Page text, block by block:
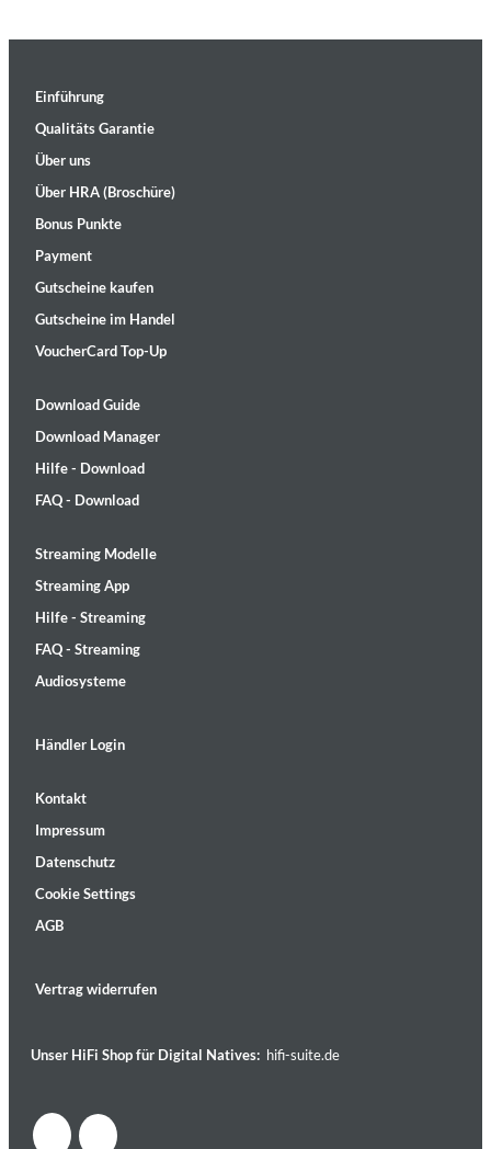
Einführung
Qualitäts Garantie
Über uns
Über HRA (Broschüre)
Bonus Punkte
Payment
Gutscheine kaufen
Gutscheine im Handel
VoucherCard Top-Up
Download Guide
Download Manager
Hilfe - Download
FAQ - Download
Streaming Modelle
Streaming App
Hilfe - Streaming
FAQ - Streaming
Audiosysteme
Händler Login
Kontakt
Impressum
Datenschutz
Cookie Settings
AGB
Vertrag widerrufen
Unser HiFi Shop für Digital Natives: hifi-suite.de